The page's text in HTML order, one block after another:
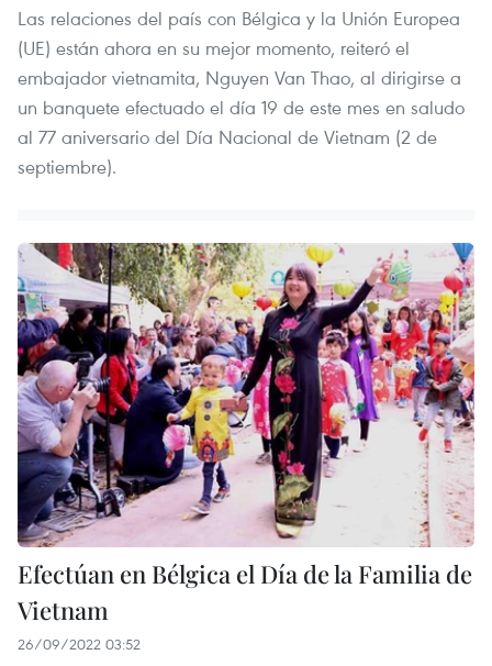
Las relaciones del país con Bélgica y la Unión Europea
(UE) están ahora en su mejor momento, reiteró el
embajador vietnamita, Nguyen Van Thao, al dirigirse a
un banquete efectuado el día 19 de este mes en saludo
al 77 aniversario del Día Nacional de Vietnam (2 de
septiembre).
Efectúan en Bélgica el Día de la Familia de
Vietnam
26/09/2022 03:52